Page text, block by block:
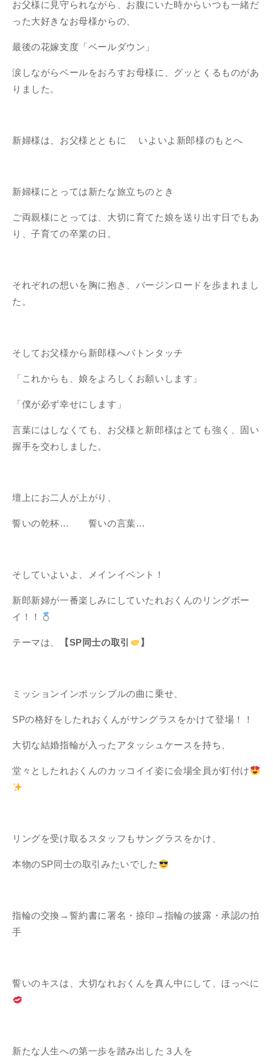
お父様に見守られながら、お腹にいた時からいつも一緒だ
った大好きなお母様からの、
最後の花嫁支度「ベールダウン」
涙しながらベールをおろすお母様に、グッとくるものがあ
りました。
新婦様は、お父様とともに いよいよ新郎様のもとへ
新婦様にとっては新たな旅立ちのとき
ご両親様にとっては、大切に育てた娘を送り出す日でもあ
り、子育ての卒業の日。
それぞれの想いを胸に抱き、バージンロードを歩まれまし
た。
そしてお父様から新郎様へバトンタッチ
「これからも、娘をよろしくお願いします」
「僕が必ず幸せにします」
言葉にはしなくても、お父様と新郎様はとても強く、固い
握手を交わしました。
壇上にお二人が上がり、
誓いの乾杯… 誓いの言葉…
そしていよいよ、メインイベント！
新郎新婦が一番楽しみにしていたれおくんのリングボー
イ！！
テーマは、 【SP同士の取引 】
ミッションインポッシブルの曲に乗せ、
SPの格好をしたれおくんがサングラスをかけて登場！！
大切な結婚指輪が入ったアタッシュケースを持ち、
堂々としたれおくんのカッコイイ姿に会場全員が釘付け
リングを受け取るスタッフもサングラスをかけ、
本物のSP同士の取引みたいでした
指輪の交換→誓約書に署名・捺印→指輪の披露・承認の拍
手
誓いのキスは、大切なれおくんを真ん中にして、ほっぺに
新たな人生への第一歩を踏み出した３人を